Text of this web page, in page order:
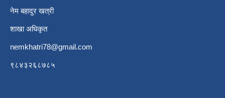
नेम बहादुर खत्री
शाखा अधिकृत
nemkhatri78@gmail.com
९८४३२६८७८५